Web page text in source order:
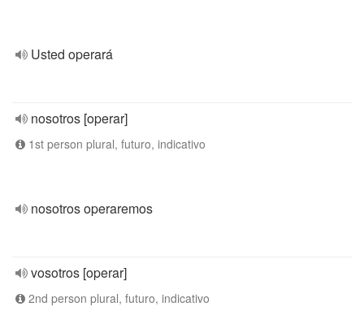
Usted operará
nosotros [operar]
1st person plural, futuro, indicativo
nosotros operaremos
vosotros [operar]
2nd person plural, futuro, indicativo